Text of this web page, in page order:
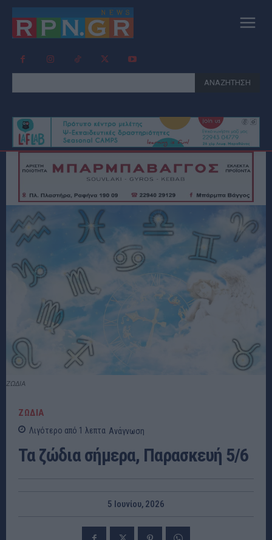
ΑΝΑΖΗΤΗΣΗ
ΖΩΔΙΑ
ΖΩΔΙΑ
Λιγότερο από 1 λεπτα Ανάγνωση
Τα ζώδια σήμερα, Παρασκευή 5/6
5 Ιουνίου, 2026